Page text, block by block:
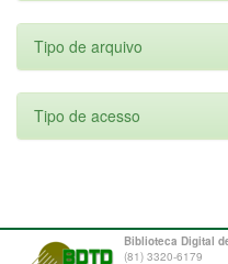
Tipo de arquivo
Tipo de acesso
Biblioteca Digital
(81) 3320-6179